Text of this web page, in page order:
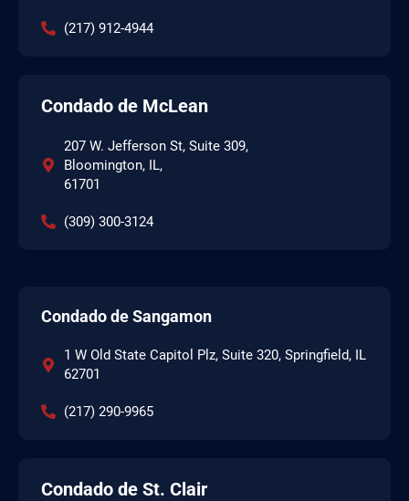
(217) 912-4944
Condado de McLean
207 W. Jefferson St, Suite 309,
Bloomington, IL,
61701
(309) 300-3124
Condado de Sangamon
1 W Old State Capitol Plz, Suite 320, Springfield, IL
62701
(217) 290-9965
Condado de St. Clair